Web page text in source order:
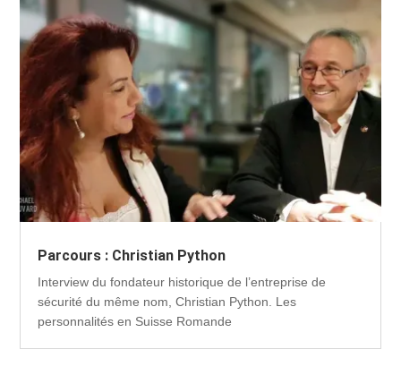
Parcours : Christian Python
Interview du fondateur historique de l’entreprise de
sécurité du même nom, Christian Python. Les
personnalités en Suisse Romande